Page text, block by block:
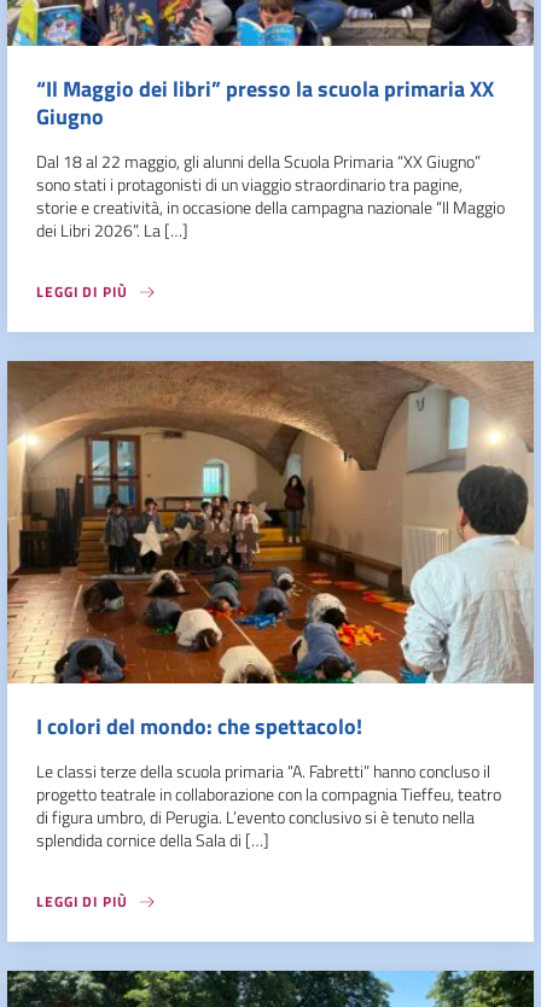
“Il Maggio dei libri” presso la scuola primaria XX
Giugno
Dal 18 al 22 maggio, gli alunni della Scuola Primaria “XX Giugno”
sono stati i protagonisti di un viaggio straordinario tra pagine,
storie e creatività, in occasione della campagna nazionale “Il Maggio
dei Libri 2026”. La […]
LEGGI DI PIÙ
I colori del mondo: che spettacolo!
Le classi terze della scuola primaria “A. Fabretti” hanno concluso il
progetto teatrale in collaborazione con la compagnia Tieffeu, teatro
di figura umbro, di Perugia. L’evento conclusivo si è tenuto nella
splendida cornice della Sala di […]
LEGGI DI PIÙ